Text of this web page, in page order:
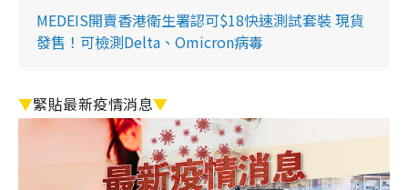
MEDEIS開賣香港衛生署認可$18快速測試套裝 現貨
發售！可檢測Delta、Omicron病毒
▼緊貼最新疫情消息▼